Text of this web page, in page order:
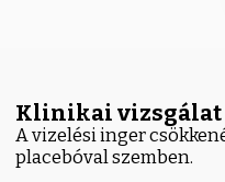
Klinikai vizsgálat
A vizelési inger
placebóval szemben.